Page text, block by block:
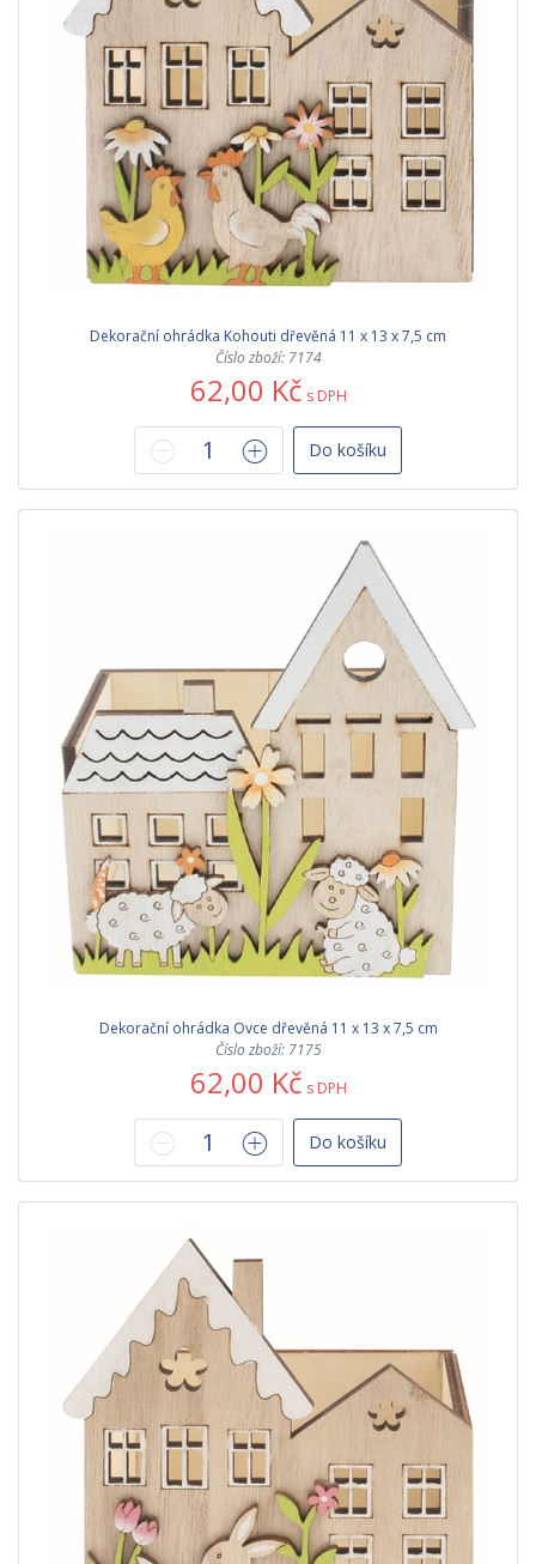
Dekorační ohrádka Kohouti dřevěná 11 x 13 x 7,5 cm
Číslo zboží: 7174
62,00 Kč s DPH
Do košíku
Dekorační ohrádka Ovce dřevěná 11 x 13 x 7,5 cm
Číslo zboží: 7175
62,00 Kč s DPH
Do košíku